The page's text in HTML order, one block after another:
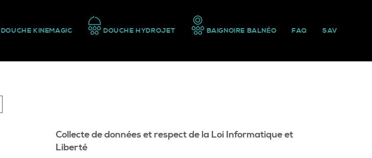
DOUCHE KINEMAGIC DOUCHE HYDROJET BAIGNOIRE BALNÉO FAQ SAV
Collecte de données et respect de la Loi Informatique et
Liberté